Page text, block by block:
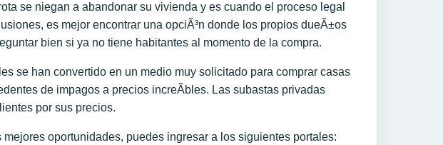
se niegan a abandonar su vivienda y es cuando el proceso legal
es mejor encontrar una opciÃ³n donde los propios dueÃ±os
bien si ya no tiene habitantes al momento de la compra.
se han convertido en un medio muy solicitado para comprar casas
de impagos a precios increÃ­bles. Las subastas privadas
por sus precios.
oportunidades, puedes ingresar a los siguientes portales: